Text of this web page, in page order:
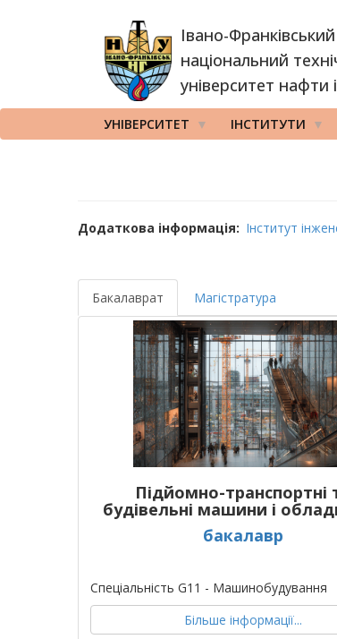
Івано-Франківський
національний
університет нафти
УНІВЕРСИТЕТ ІНСТИТУТИ
Додаткова інформація Інститут
Бакалаврат Магістратура
Підйомно-транспортні
будівельні машини і
бакалавр
Спеціальність G11 - Машинобудування
Більше інформації...